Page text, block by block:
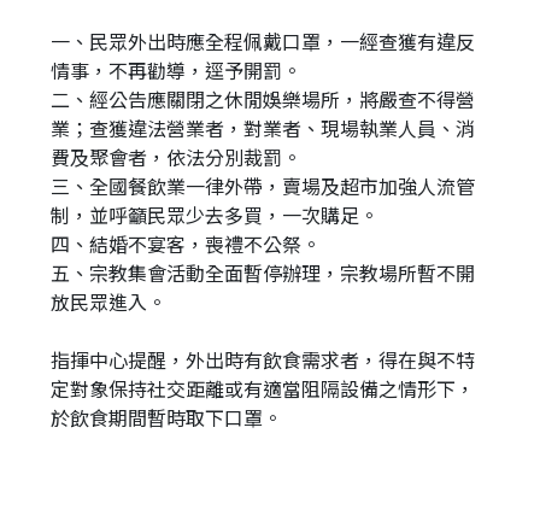
一、民眾外出時應全程佩戴口罩，一經查獲有違反
情事，不再勸導，逕予開罰。
二、經公告應關閉之休閒娛樂場所，將嚴查不得營
業；查獲違法營業者，對業者、現場執業人員、消
費及聚會者，依法分別裁罰。
三、全國餐飲業一律外帶，賣場及超市加強人流管
制，並呼籲民眾少去多買，一次購足。
四、結婚不宴客，喪禮不公祭。
五、宗教集會活動全面暫停辦理，宗教場所暫不開
放民眾進入。
指揮中心提醒，外出時有飲食需求者，得在與不特
定對象保持社交距離或有適當阻隔設備之情形下，
於飲食期間暫時取下口罩。